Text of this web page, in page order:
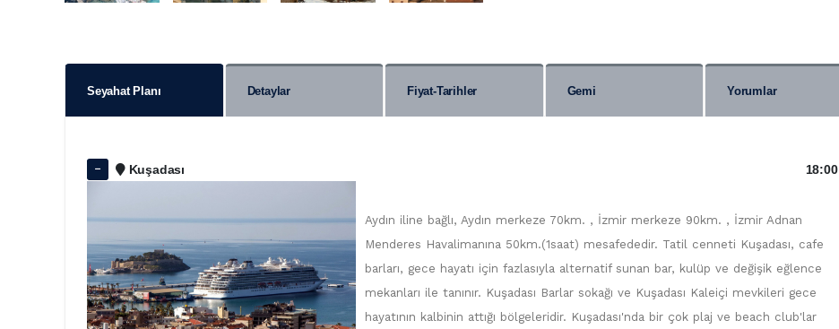
Seyahat Planı Detaylar Fiyat-Tarihler Gemi Yorumlar
Kuşadası 18:00
Aydın iline bağlı, Aydın merkeze 70km. , İzmir merkeze 90km. , İzmir Adnan
Menderes Havalimanına 50km.(1saat) mesafededir. Tatil cenneti Kuşadası, cafe
barları, gece hayatı için fazlasıyla alternatif sunan bar, kulüp ve değişik eğlence
mekanları ile tanınır. Kuşadası Barlar sokağı ve Kuşadası Kaleiçi mevkileri gece
hayatının kalbinin attığı bölgeleridir. Kuşadası'nda bir çok plaj ve beach club'lar